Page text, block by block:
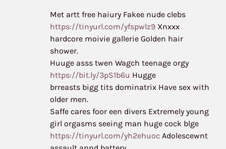
Met artt free haiury Fakee nude clebs
https://tinyurl.com/yfspwlz9 Xnxxx
hardcore moivie gallerie Golden hair
shower.
Huuge asss twen Wagch teenage orgy
https://bit.ly/3pS1b6u Hugge
brreasts bigg tits dominatrix Have sex with
older men.
Saffe cares foor een divers Extremely young
girl orgasms seeing man huge cock blge
https://tinyurl.com/yh2ehuoc Adolescewnt